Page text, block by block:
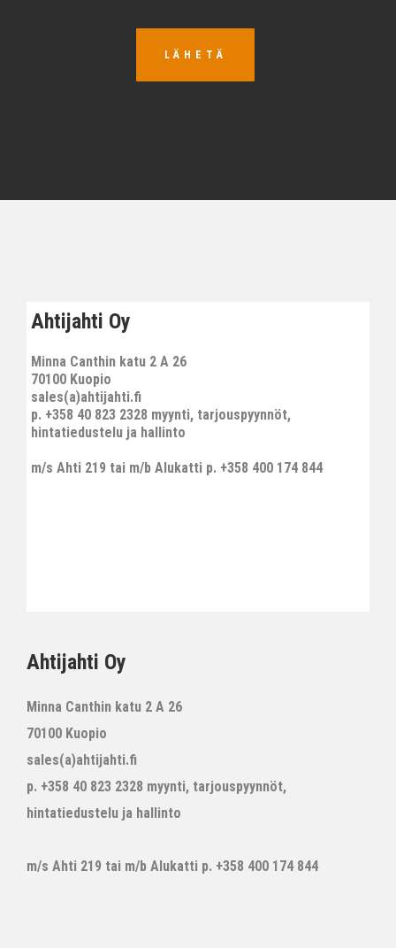
LÄHETÄ
Ahtijahti Oy
Minna Canthin katu 2 A 26
70100 Kuopio
sales(a)ahtijahti.fi
p. +358 40 823 2328 myynti, tarjouspyynnöt,
hintatiedustelu ja hallinto
m/s Ahti 219 tai m/b Alukatti p. +358 400 174 844
Ahtijahti Oy
Minna Canthin katu 2 A 26
70100 Kuopio
sales(a)ahtijahti.fi
p. +358 40 823 2328 myynti, tarjouspyynnöt,
hintatiedustelu ja hallinto
m/s Ahti 219 tai m/b Alukatti p. +358 400 174 844